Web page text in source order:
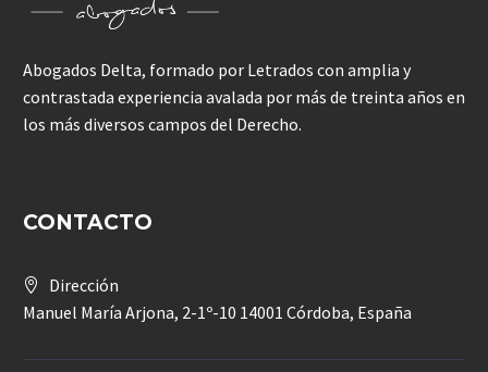
Abogados Delta, formado por Letrados con amplia y
contrastada experiencia avalada por más de treinta años en
los más diversos campos del Derecho.
CONTACTO
Dirección
Manuel María Arjona, 2-1º-10 14001 Córdoba, España